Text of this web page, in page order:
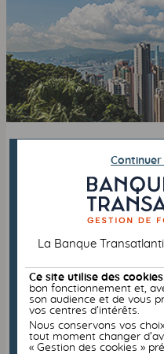
Rappel non-
fiscale France-
Hong Kong ?
La convention fiscale
en France depuis le 1er
depuis le 1eravril 2012.
Découvrez les principales
personnes physiques et
La Banque
Ce site utilise des
bon fonctionnement et,
son audience et de vous
vos centres d’intérêts.
Nous conservons vos
tout moment changer
« Gestion des cookies »